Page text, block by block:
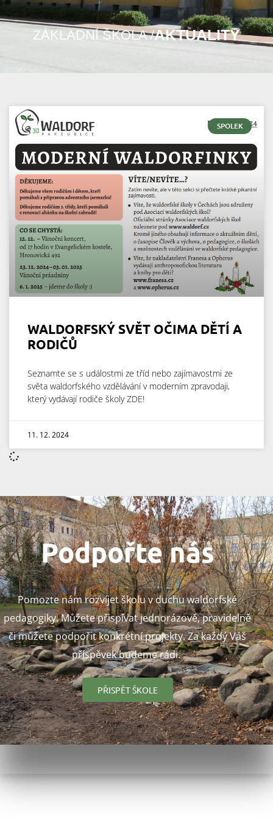
ZÁKLADNÍ ŠKOLA /AKTUALITY
SPOLEK
WALDORFSKÝ SVĚT OČIMA DĚTÍ A
RODIČŮ
Seznamte se s událostmi ze tříd nebo zajímavostmi ze
světa waldorfského vzdělávání v moderním zpravodaji,
který vydávají rodiče školy ZDE!
11. 12. 2024
Podpořte nás
Pomozte nám rozvíjet školu v duchu waldorfské
pedagogiky. Můžete přispívat jednorázově, pravidelně
či můžete podpořit konkrétní projekty. Za každý Váš
příspěvek budeme rádi.
PŘISPĚT ŠKOLE